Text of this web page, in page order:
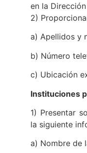
en la
2)
a) Apellidos y
b) Número
c) Ubicación
Instituciones
1) Presentar
la siguiente
a) Nombre de